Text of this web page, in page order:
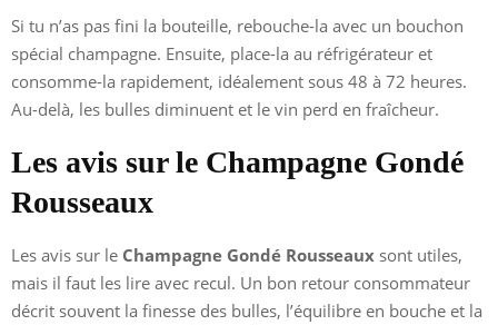
Si tu n’as pas fini la bouteille, rebouche-la avec un bouchon
spécial champagne. Ensuite, place-la au réfrigérateur et
consomme-la rapidement, idéalement sous 48 à 72 heures.
Au-delà, les bulles diminuent et le vin perd en fraîcheur.
Les avis sur le Champagne Gondé
Rousseaux
Les avis sur le Champagne Gondé Rousseaux sont utiles,
mais il faut les lire avec recul. Un bon retour consommateur
décrit souvent la finesse des bulles, l’équilibre en bouche et la